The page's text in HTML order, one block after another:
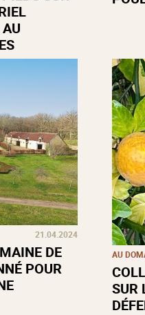
21.04.2024
DE
POUR
AU
SUR